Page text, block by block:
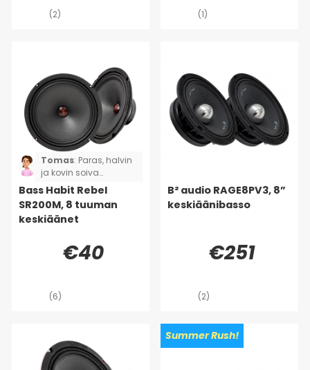
(2) (1)
Tomas: Paras, halvin
ja kovin soiva
vaihtoehto—kun
käytät oikeaa ja
yhteen sopivaa
pääteastetta, saat
todella, todella kovaa
äänenvoimakkuutta.
Bass Habit Rebel
SR200M, 8 tuuman
keskiäänet
€40
(6)
B² audio RAGE8PV3, 8”
keskiäänibasso
€251
(2)
Summer Rush!